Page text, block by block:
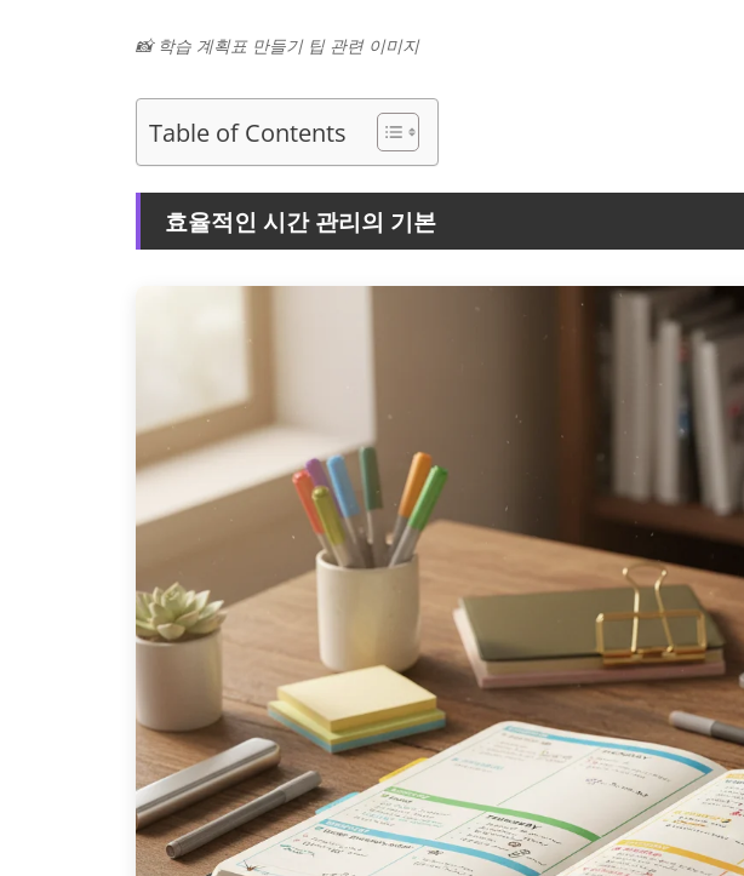
📸 학습 계획표 만들기 팁 관련 이미지
Table of Contents
효율적인 시간 관리의 기본